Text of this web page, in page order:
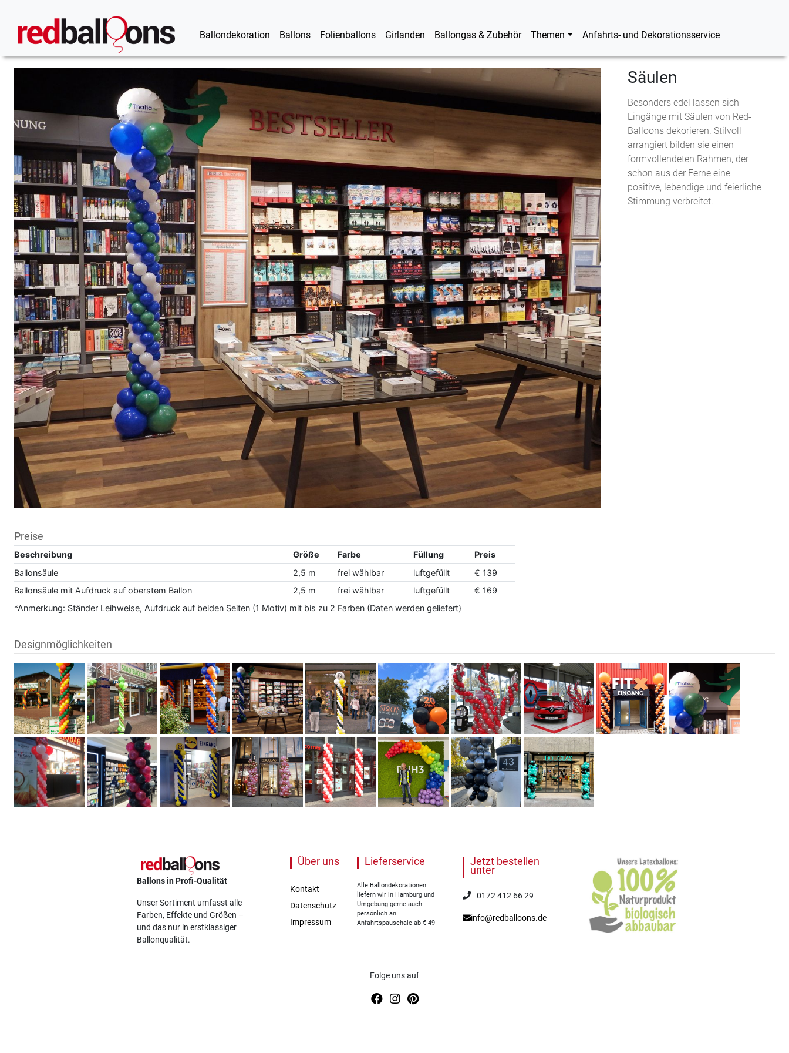
Ballondekoration Ballons Folienballons Girlanden Ballongas & Zubehör Themen Anfahrts- und Dekorationsservice
Säulen
Besonders edel lassen sich
Eingänge mit Säulen von Red-
Balloons dekorieren. Stilvoll
arrangiert bilden sie einen
formvollendeten Rahmen, der
schon aus der Ferne eine
positive, lebendige und feierliche
Stimmung verbreitet.
Preise
Beschreibung Größe Farbe Füllung
Preis
Ballonsäule
2,5 m frei wählbar luftgefüllt
€ 139
Ballonsäule mit Aufdruck auf oberstem Ballon
2,5 m frei wählbar luftgefüllt
€ 169
*Anmerkung: Ständer Leihweise, Aufdruck auf beiden Seiten (1 Motiv) mit bis zu 2 Farben (Daten werden geliefert)
Designmöglichkeiten
Ballons in Profi-Qualität
Unser Sortiment umfasst alle
Farben, Effekte und Größen –
und das nur in erstklassiger
Ballonqualität.
Über uns
Kontakt
Datenschutz
Impressum
Lieferservice
Alle Ballondekorationen
liefern wir in Hamburg und
Umgebung gerne auch
persönlich an.
Anfahrtspauschale ab € 49
Jetzt bestellen
unter
0172 412 66 29
info@redballoons.de
Folge uns auf